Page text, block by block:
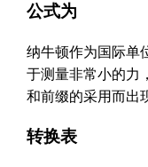
公式为
纳牛顿作为国际单
于测量非常小的力
和前缀的采用而出
转换表